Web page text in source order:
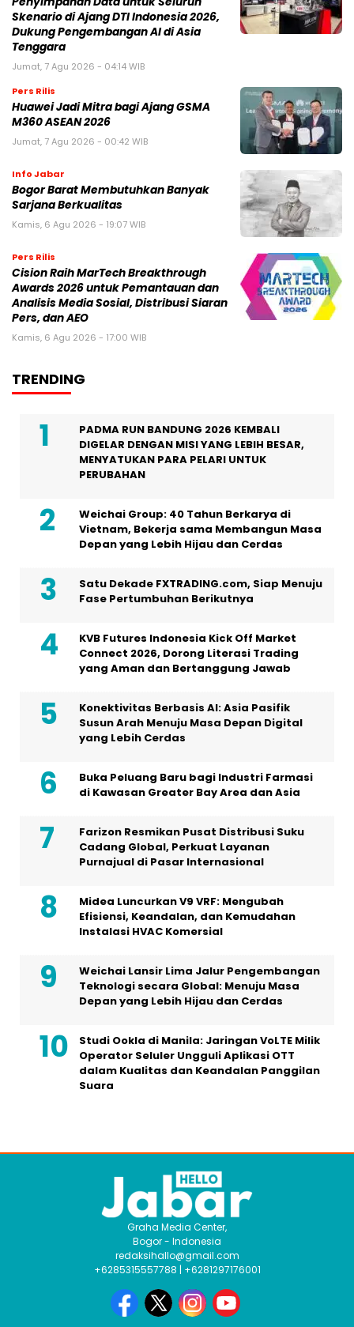
Skenario di Ajang DTI Indonesia 2026,
Dukung Pengembangan AI di Asia
Tenggara
Jumat, 7 Agu 2026 - 04:14 WIB
Pers Rilis
Huawei Jadi Mitra bagi Ajang GSMA
M360 ASEAN 2026
Jumat, 7 Agu 2026 - 00:42 WIB
Info Jabar
Bogor Barat Membutuhkan Banyak
Sarjana Berkualitas
Kamis, 6 Agu 2026 - 19:07 WIB
Pers Rilis
Cision Raih MarTech Breakthrough
Awards 2026 untuk Pemantauan dan
Analisis Media Sosial, Distribusi Siaran
Pers, dan AEO
Kamis, 6 Agu 2026 - 17:00 WIB
TRENDING
PADMA RUN BANDUNG 2026 KEMBALI
DIGELAR DENGAN MISI YANG LEBIH BESAR,
MENYATUKAN PARA PELARI UNTUK
PERUBAHAN
Weichai Group: 40 Tahun Berkarya di
Vietnam, Bekerja sama Membangun Masa
Depan yang Lebih Hijau dan Cerdas
Satu Dekade FXTRADING.com, Siap Menuju
Fase Pertumbuhan Berikutnya
KVB Futures Indonesia Kick Off Market
Connect 2026, Dorong Literasi Trading
yang Aman dan Bertanggung Jawab
Konektivitas Berbasis AI: Asia Pasifik
Susun Arah Menuju Masa Depan Digital
yang Lebih Cerdas
Buka Peluang Baru bagi Industri Farmasi
di Kawasan Greater Bay Area dan Asia
Farizon Resmikan Pusat Distribusi Suku
Cadang Global, Perkuat Layanan
Purnajual di Pasar Internasional
Midea Luncurkan V9 VRF: Mengubah
Efisiensi, Keandalan, dan Kemudahan
Instalasi HVAC Komersial
Weichai Lansir Lima Jalur Pengembangan
Teknologi secara Global: Menuju Masa
Depan yang Lebih Hijau dan Cerdas
Studi Ookla di Manila: Jaringan VoLTE Milik
Operator Seluler Ungguli Aplikasi OTT
dalam Kualitas dan Keandalan Panggilan
Suara
Graha Media Center,
Bogor - Indonesia
redaksihallo@gmail.com
+6285315557788 | +6281297176001